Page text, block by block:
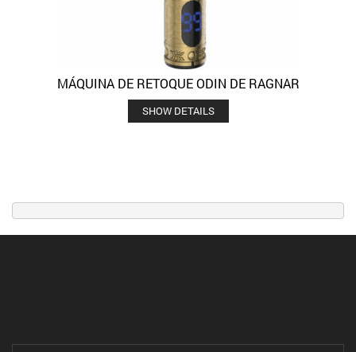
MÁQUINA DE RETOQUE ODIN DE RAGNAR
SHOW DETAILS